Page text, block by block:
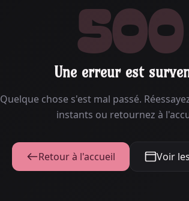
500
Une erreur est
Quelque chose s'est mal passé.
instants ou retournez à
Retour à l'accueil Voir